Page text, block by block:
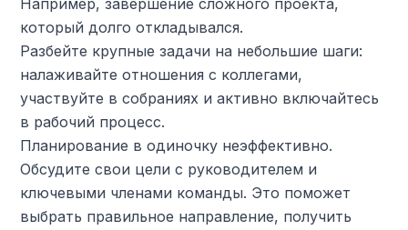
Например, завершение сложного проекта,
который долго откладывался.
Разбейте крупные задачи на небольшие шаги:
налаживайте отношения с коллегами,
участвуйте в собраниях и активно включайтесь
в рабочий процесс.
Планирование в одиночку неэффективно.
Обсудите свои цели с руководителем и
ключевыми членами команды. Это поможет
выбрать правильное направление, получить